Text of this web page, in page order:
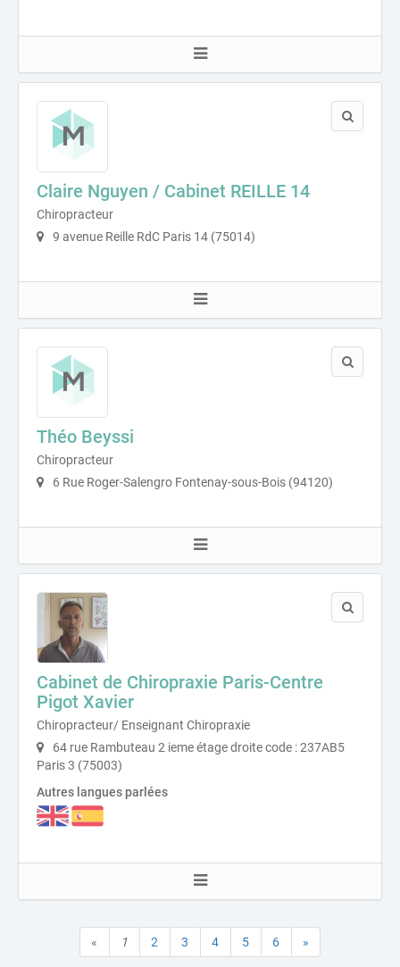
Claire Nguyen / Cabinet REILLE 14
Chiropracteur
9 avenue Reille RdC Paris 14 (75014)
Théo Beyssi
Chiropracteur
6 Rue Roger-Salengro Fontenay-sous-Bois (94120)
Cabinet de Chiropraxie Paris-Centre
Pigot Xavier
Chiropracteur/ Enseignant Chiropraxie
64 rue Rambuteau 2 ieme étage droite code : 237AB5
Paris 3 (75003)
Autres langues parlées
« 1 2 3 4 5 6 »